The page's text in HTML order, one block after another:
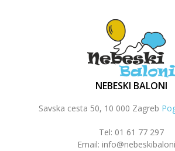
NEBESKI BALONI
Savska cesta 50, 10 000 Zagreb
Tel: 01 61 77 297
Email: